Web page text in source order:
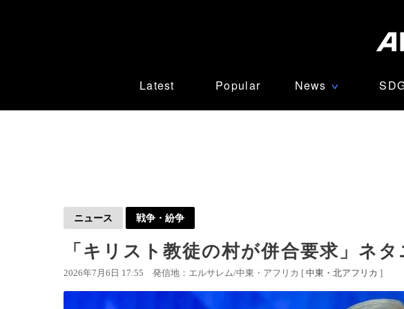
Latest Popular News ∨
ニュース 戦争・紛争
「キリスト教徒の村が併合要求」ネ
2026年7月6日 17:55 発信地：エルサレム/中東・アフリカ [ 中東・北アフリカ ]